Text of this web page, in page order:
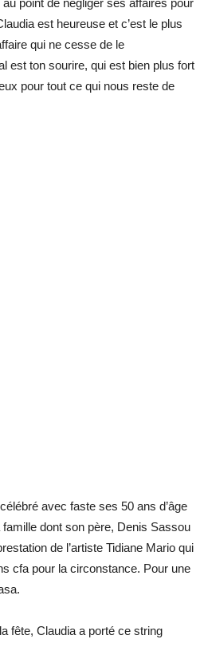
est heureuse et c’est le plus
qui ne cesse de le
est ton sourire, qui est bien plus fort
pour tout ce qui nous reste de
avec faste ses 50 ans d’âge
dont son père, Denis Sassou
de l’artiste Tidiane Mario qui
cfa pour la circonstance. Pour une
fête, Claudia a porté ce string